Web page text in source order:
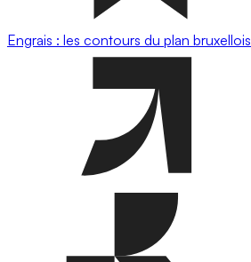
Engrais : les contours du plan bruxellois